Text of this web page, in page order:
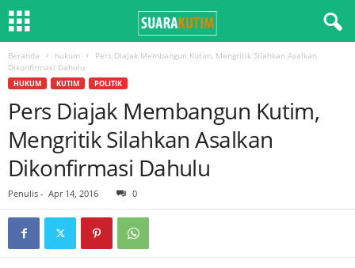
Beranda hukum
Pers Diajak Membangun Kutim, Mengritik Silahkan Asalkan
Dikonfirmasi Dahulu
HUKUM KUTIM POLITIK
Pers Diajak Membangun Kutim,
Mengritik Silahkan Asalkan
Dikonfirmasi Dahulu
Penulis - Apr 14, 2016 0